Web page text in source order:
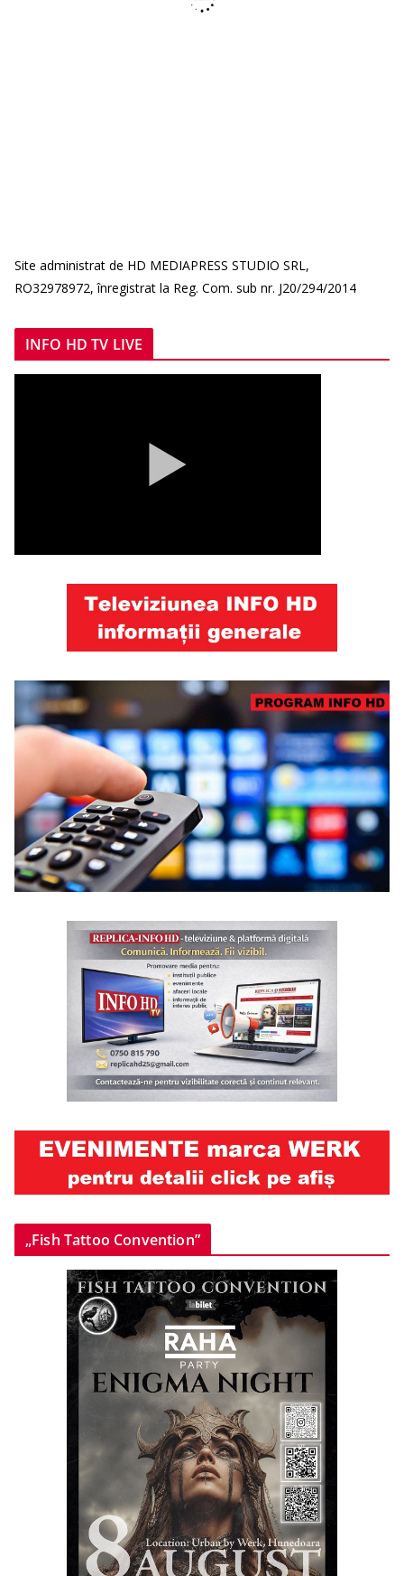
Site administrat de HD MEDIAPRESS STUDIO SRL,
RO32978972, înregistrat la Reg. Com. sub nr. J20/294/2014
INFO HD TV LIVE
„Fish Tattoo Convention”